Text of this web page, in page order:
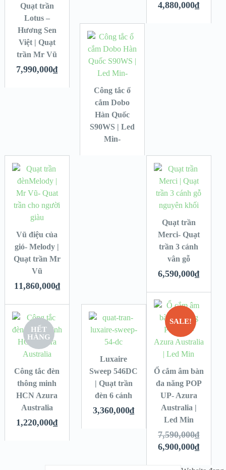
Quạt trần
Lotus –
Hương Sen
Việt | Quạt
trần Mr Vũ
7,990,000₫
4,880,000₫
Công tắc ổ
cắm Dobo
Hàn Quốc
S90WS | Led
Min-
Quạt trần
Merci- Quạt
trần 3 cánh
vân gỗ
6,590,000₫
Vũ điệu của
gió- Melody |
Quạt trần Mr
Vũ
11,860,000₫
SALE!
Ổ cắm âm bàn
đa năng POP
UP- Azura
Australia |
Led Min
7,590,000₫
6,900,000₫
HẾT
HÀNG
Công tắc đèn
thông minh
HCN Azura
Australia
1,220,000₫
Luxaire
Sweep 546DC
| Quạt trần
đèn 6 cánh
3,360,000₫